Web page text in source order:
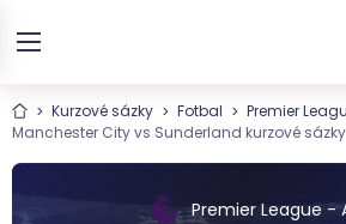
Kurzové sázky Fotbal
Premier
Manchester City vs Sunderland kurzové sázky
Premier League -